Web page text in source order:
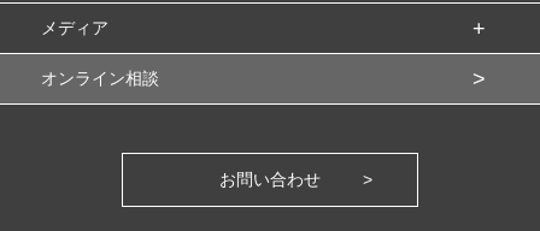
メディア
オンライン相談
お問い合わせ